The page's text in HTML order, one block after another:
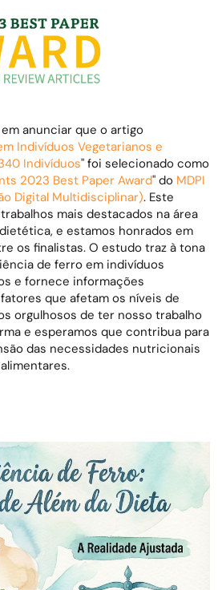
anunciar que o artigo
Indivíduos Vegetarianos e
Indivíduos" foi selecionado como
2023 Best Paper Award" do MDPI
Digital Multidisciplinar). Este
mais destacados na área
e estamos honrados em
os finalistas. O estudo traz à tona
de ferro em indivíduos
e fornece informações
que afetam os níveis de
orgulhosos de ter nosso trabalho
e esperamos que contribua para
das necessidades nutricionais